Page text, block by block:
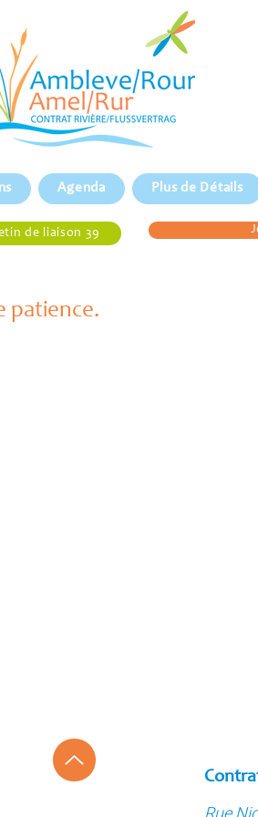
Agenda Plus de Détails
de liaison 39
patience.